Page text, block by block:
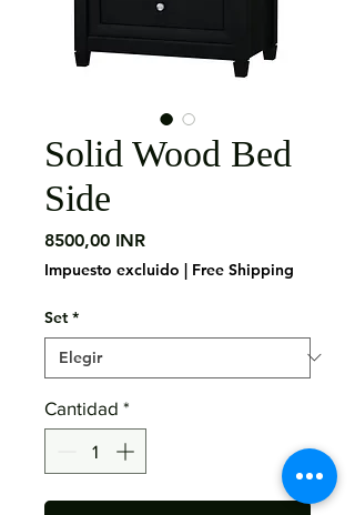
Solid Wood Bed
Side
8500,00 INRPrecio
Impuesto excluido | Free Shipping
Set *
Cantidad *